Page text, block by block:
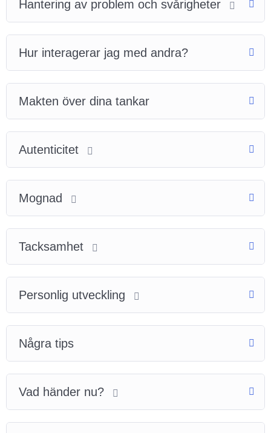
Hantering av problem och svårigheter
Hur interagerar jag med andra?
Makten över dina tankar
Autenticitet
Mognad
Tacksamhet
Personlig utveckling
Några tips
Vad händer nu?